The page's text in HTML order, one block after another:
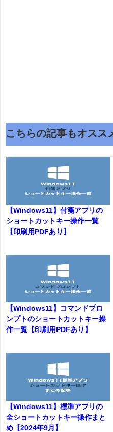
こちらの記事もオスス
【Windows11】付箋アプリの
ショートカットキー操作一覧
【印刷用PDFあり】
【Windows11】コマンドプロ
ンプトのショートカットキー操
作一覧【印刷用PDFあり】
【Windows11】標準アプリの
全ショートカットキー操作まと
め【2024年9月】